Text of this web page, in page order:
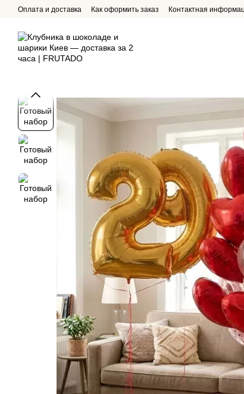
Перейти к основному контенту
Оплата и доставка Как оформить заказ Контактная